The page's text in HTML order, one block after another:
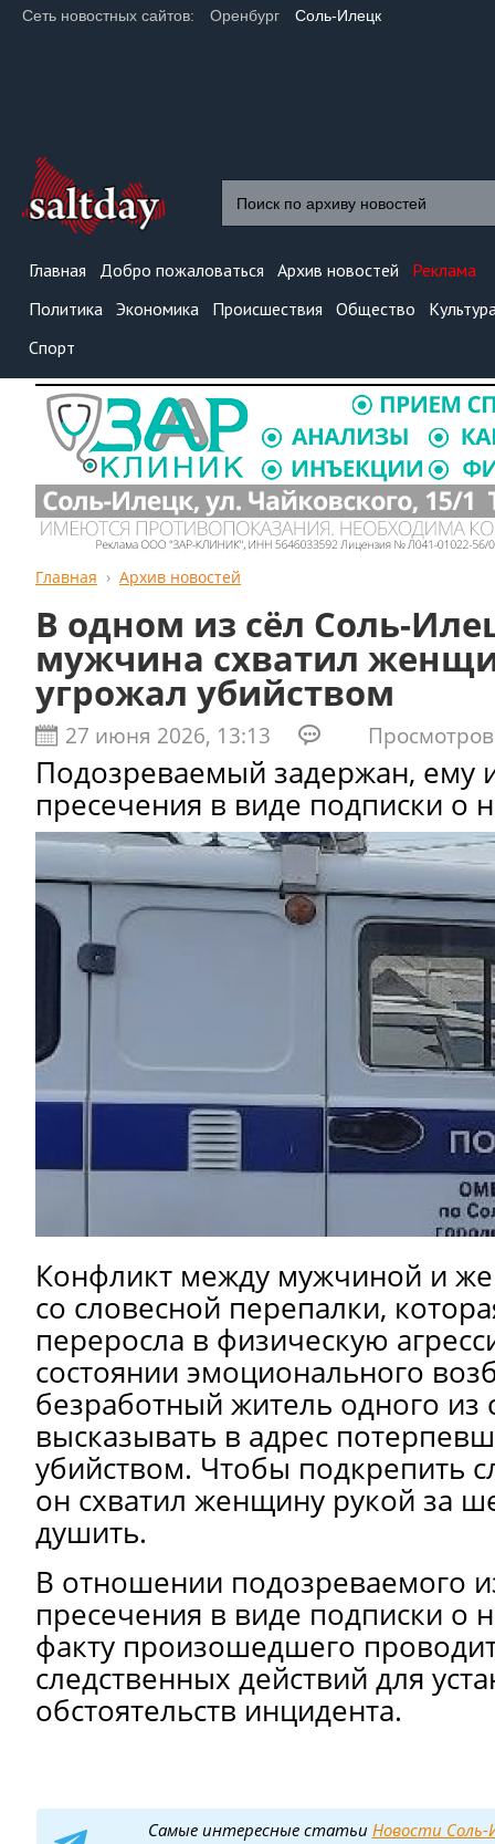
Сеть новостных сайтов: Оренбург Соль-Илецк
Главная Добро пожаловаться Архив новостей
Реклама
Политика Экономика Происшествия Общество
Спорт
Главная Архив новостей
В одном из сёл Соль-
мужчина схватил
угрожал убийством
27 июня 2026, 13:13
Подозреваемый задержан, ему
пресечения в виде подписки о
Конфликт между мужчиной и
со словесной перепалки,
переросла в физическую
состоянии эмоционального
безработный житель одного из
высказывать в адрес
убийством. Чтобы подкрепить
он схватил женщину рукой за
душить.
В отношении подозреваемого
пресечения в виде подписки о
факту произошедшего
следственных действий для
обстоятельств инцидента.
Самые интересные статьи Новости Соль-